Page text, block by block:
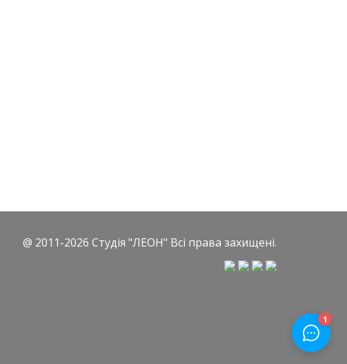
@ 2011-2026 Студія "ЛЕОН" Всі права захищені.